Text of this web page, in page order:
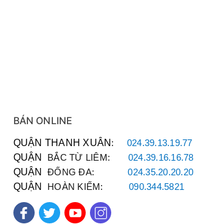
BÁN ONLINE
QUẬN THANH XUÂN : 024.39.13.19.77
QUẬN BẮC TỪ LIÊM: 024.39.16.16.78
QUẬN ĐỐNG ĐA:024.35.20.20.20
QUẬN HOÀN KIẾM:090.344.5821